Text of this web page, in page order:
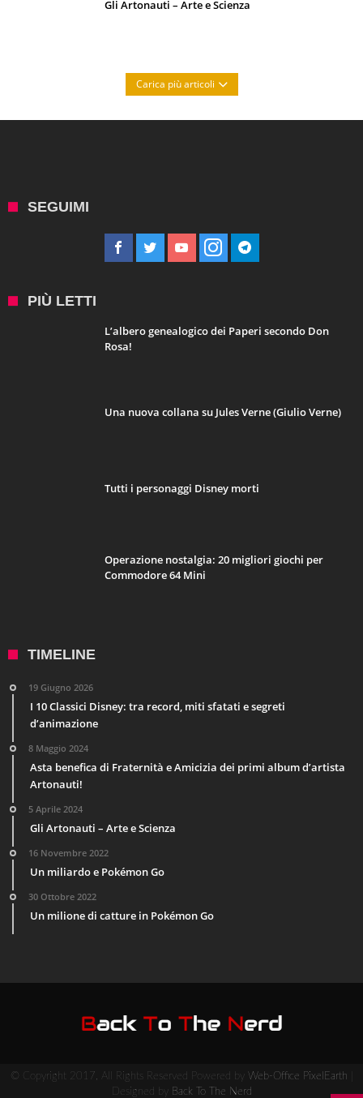
Gli Artonauti – Arte e Scienza
Carica più articoli
SEGUIMI
PIÙ LETTI
L’albero genealogico dei Paperi secondo Don
Rosa!
Una nuova collana su Jules Verne (Giulio Verne)
Tutti i personaggi Disney morti
Operazione nostalgia: 20 migliori giochi per
Commodore 64 Mini
TIMELINE
19 Giugno 2026
I 10 Classici Disney: tra record, miti sfatati e segreti
d’animazione
8 Maggio 2024
Asta benefica di Fraternità e Amicizia dei primi album d’artista
Artonauti!
5 Aprile 2024
Gli Artonauti – Arte e Scienza
16 Novembre 2022
Un miliardo e Pokémon Go
30 Ottobre 2022
Un milione di catture in Pokémon Go
© Copyright 2017, All Rights Reserved Powered by Web-Office PixelEarth
Designed by
Back To The Nerd